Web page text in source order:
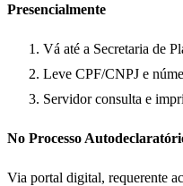
Presencialmente
Vá até a Secretaria de
Leve CPF/CNPJ e
Servidor consulta e
No Processo
Via portal digital, requerente